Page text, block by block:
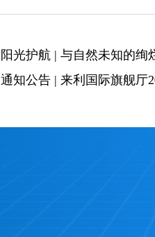
阳光护航 | 与自然未知的
通知公告 | 来利国际旗舰厅